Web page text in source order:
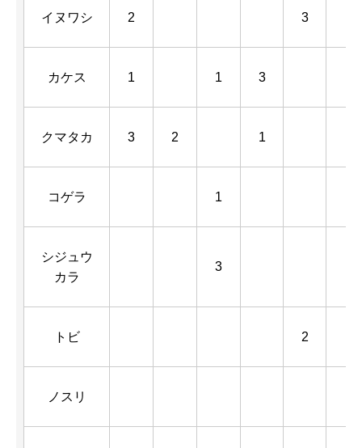
イヌワシ 2 3
カケス 1 1 3
クマタカ 3 2 1
コゲラ 1
シジュウ
カラ
3
トビ 2
ノスリ